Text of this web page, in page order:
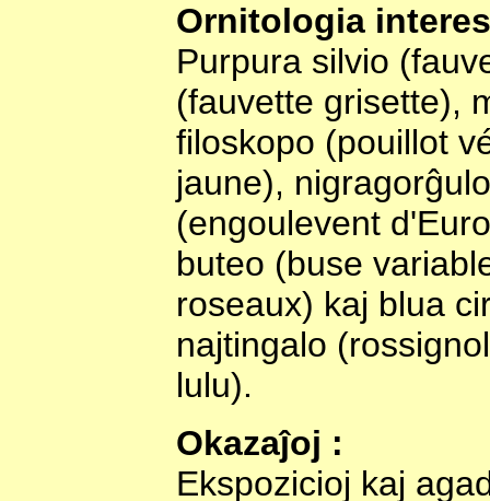
Ornitologia
Purpura silvio
(fauvette grisette),
filoskopo (pouillot
jaune),
(engoulevent
buteo (buse
roseaux) kaj blua
najtingalo
lulu).
Okazaĵoj :
Ekspozicioj kaj